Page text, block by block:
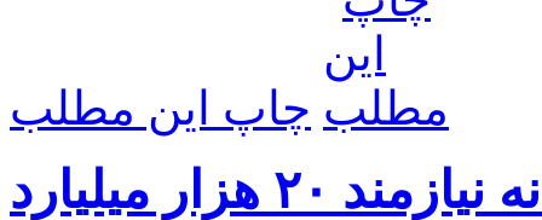
چاپ این مطلب
تکمیل راه‌آهن اردبیل – میانه نیازمند ۲۰ هزار میلیارد